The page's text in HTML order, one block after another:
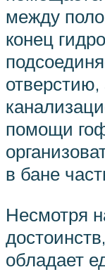
между
конец
отверстию,
помощи
в бане
Несмотря
обладает